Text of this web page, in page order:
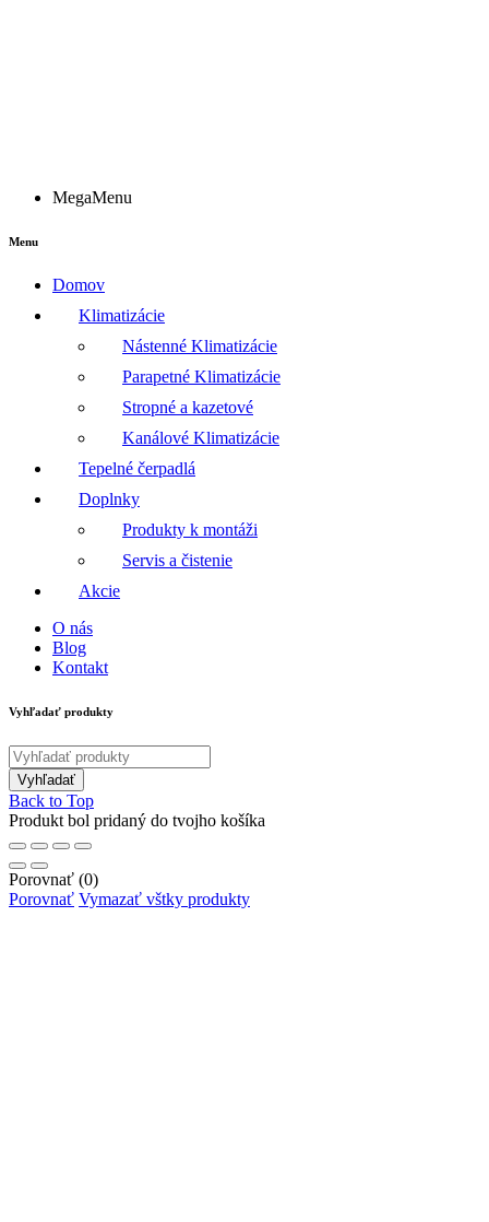
MegaMenu
Menu
Domov
Klimatizácie
Nástenné Klimatizácie
Parapetné Klimatizácie
Stropné a kazetové
Kanálové Klimatizácie
Tepelné čerpadlá
Doplnky
Produkty k montáži
Servis a čistenie
Akcie
O nás
Blog
Kontakt
Vyhľadať produkty
Back to Top
Produkt bol pridaný do tvojho košíka
Porovnať (0)
Porovnať Vymazať vštky produkty